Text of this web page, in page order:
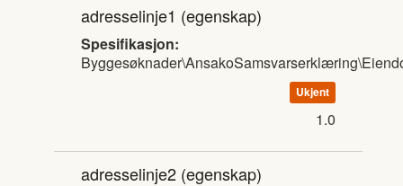
adresselinje1 (egenskap)
Spesifikasjon:
Ukjent
1.0
adresselinje2 (egenskap)